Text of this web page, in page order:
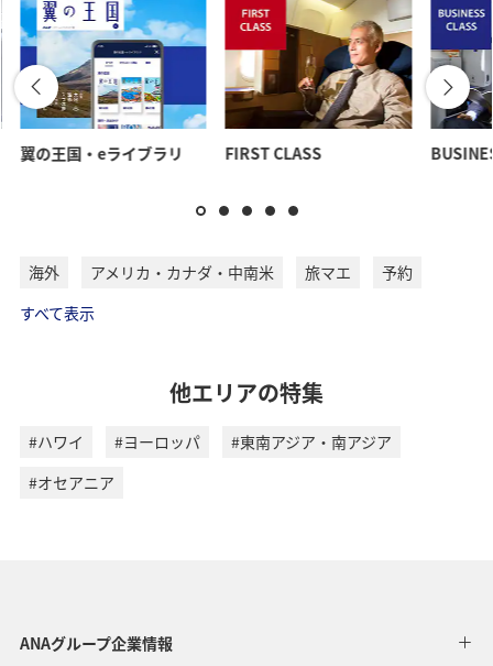
翼の王国・eライブラリ FIRST CLASS
海外 アメリカ・カナダ・中南米 旅マエ
予約
すべて表示
他エリアの特集
#ハワイ #ヨーロッパ
#東南アジア・南アジア
#オセアニア
ANAグループ企業情報